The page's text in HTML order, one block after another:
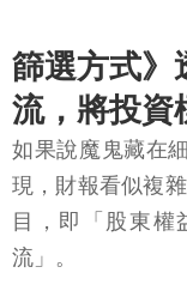
篩選方式》
流，將投資
如果說魔鬼藏在
現，財報看似複
目，即「股東權
流」。